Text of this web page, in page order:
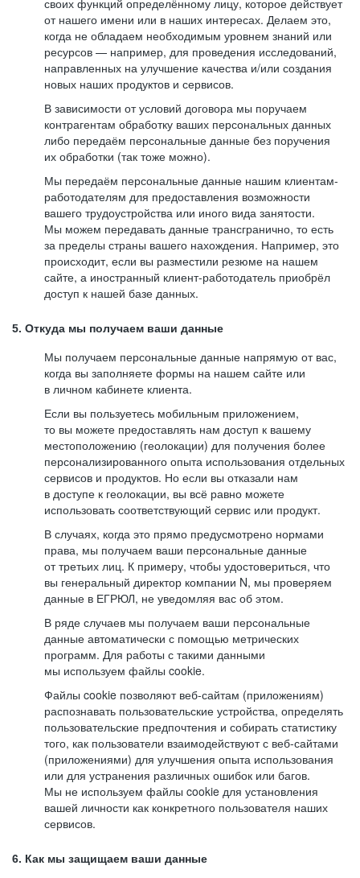
своих функций определённому лицу, которое действует
от нашего имени или в наших интересах. Делаем это,
когда не обладаем необходимым уровнем знаний или
ресурсов — например, для проведения исследований,
направленных на улучшение качества и/или создания
новых наших продуктов и сервисов.
В зависимости от условий договора мы поручаем
контрагентам обработку ваших персональных данных
либо передаём персональные данные без поручения
их обработки (так тоже можно).
Мы передаём персональные данные нашим клиентам-
работодателям для предоставления возможности
вашего трудоустройства или иного вида занятости.
Мы можем передавать данные трансгранично, то есть
за пределы страны вашего нахождения. Например, это
происходит, если вы разместили резюме на нашем
сайте, а иностранный клиент-работодатель приобрёл
доступ к нашей базе данных.
5. Откуда мы получаем ваши данные
Мы получаем персональные данные напрямую от вас,
когда вы заполняете формы на нашем сайте или
в личном кабинете клиента.
Если вы пользуетесь мобильным приложением,
то вы можете предоставлять нам доступ к вашему
местоположению (геолокации) для получения более
персонализированного опыта использования отдельных
сервисов и продуктов. Но если вы отказали нам
в доступе к геолокации, вы всё равно можете
использовать соответствующий сервис или продукт.
В случаях, когда это прямо предусмотрено нормами
права, мы получаем ваши персональные данные
от третьих лиц. К примеру, чтобы удостовериться, что
вы генеральный директор компании N, мы проверяем
данные в ЕГРЮЛ, не уведомляя вас об этом.
В ряде случаев мы получаем ваши персональные
данные автоматически с помощью метрических
программ. Для работы с такими данными
мы используем файлы cookie.
Файлы cookie позволяют веб-сайтам (приложениям)
распознавать пользовательские устройства, определять
пользовательские предпочтения и собирать статистику
того, как пользователи взаимодействуют с веб-сайтами
(приложениями) для улучшения опыта использования
или для устранения различных ошибок или багов.
Мы не используем файлы cookie для установления
вашей личности как конкретного пользователя наших
сервисов.
6. Как мы защищаем ваши данные